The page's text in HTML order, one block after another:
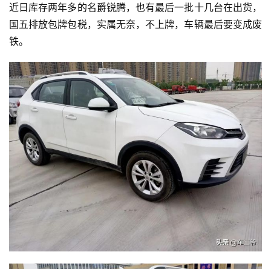
每
日
好
近日库存两年多的名爵锐腾，也有最后一批十几台在出货，
国五排放包牌包税，实属无奈，不上牌，车辆最后要变成废
铁。